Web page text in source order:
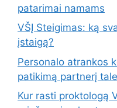
patarimai namams
VŠĮ Steigimas: ką
įstaigą?
Personalo atrankos
patikimą partnerį
Kur rasti proktologą